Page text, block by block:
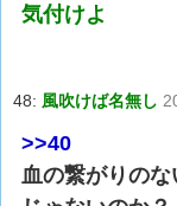
気付けよ
48: 風吹けば名無し
>>40
血の繋がりの